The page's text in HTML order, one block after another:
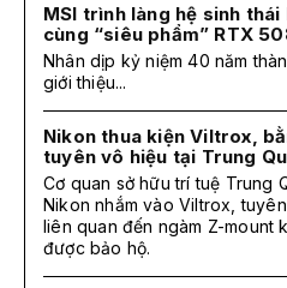
MSI trình làng hệ sinh thái
cùng “siêu phẩm” RTX
Nhân dịp kỷ niệm 40 năm
giới thiệu...
Nikon thua kiện Viltrox,
tuyên vô hiệu tại Trung
Cơ quan sở hữu trí tuệ Trung
Nikon nhắm vào Viltrox,
liên quan đến ngàm Z-mount
được bảo hộ.